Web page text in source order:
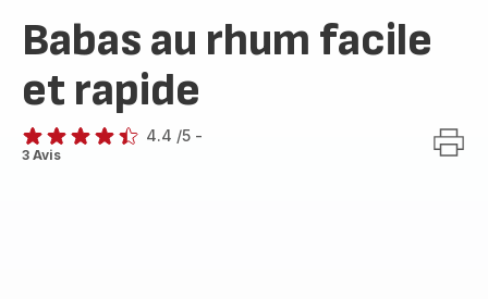
Babas au rhum facile
et rapide
ratings.4.4
4.4 /5 -
3 Avis